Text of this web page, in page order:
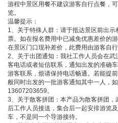
游程中景区用餐不建议游客自行点餐，
览。
温馨提示：
1、关于特殊人群：请于抵达景区前出
票。如在报名费用中已减免优惠差价的
在景区门口现补差价，此费用由游客自行
2、关于出团通知：我社工作人员会在
客电话或者短信联系，通知出发的准确
游客联系，烦请保持电话畅通。若能提
般同时出发的一批游客通知其中一人，
13607203659。
3、关于散客拼团：本产品为散客拼团
后工作人员接送，集合后一起安排游览
车，不是同一个导游接待。